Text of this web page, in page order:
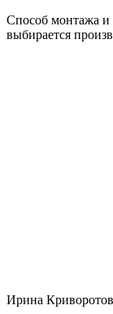
Способ монтажа и
выбирается
Ирина